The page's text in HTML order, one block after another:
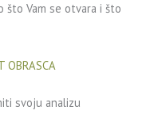
što Vam se otvara i što
OBRASCA
svoju analizu